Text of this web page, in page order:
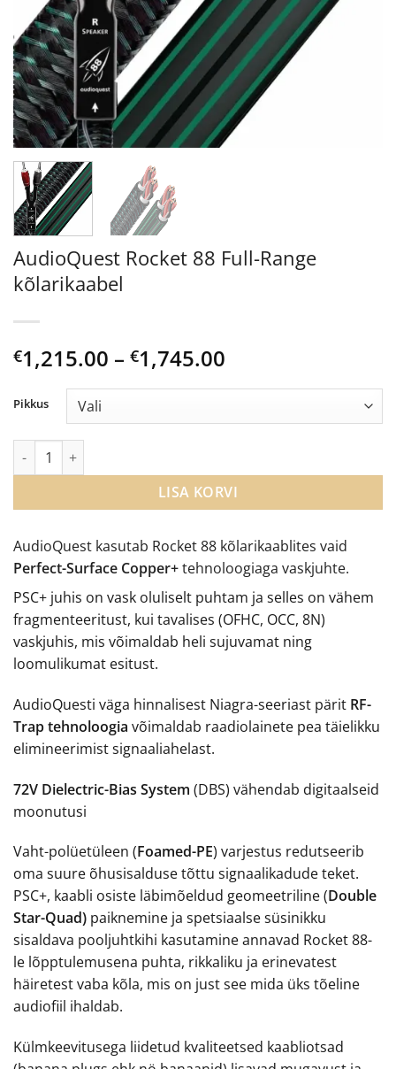
AudioQuest Rocket 88 Full-Range
kõlarikaabel
€1,215.00 – €1,745.00
through
AudioQuest kasutab Rocket 88 kõlarikaablites vaid
Perfect-Surface Copper+tehnoloogiaga vaskjuhte.
PSC+ juhis on vask oluliselt puhtam ja selles on vähem
fragmenteeritust, kui tavalises (OFHC, OCC, 8N)
vaskjuhis, mis võimaldab heli sujuvamat ning
loomulikumat esitust.
AudioQuesti väga hinnalisest Niagra-seeriast pärit RF-
Trap tehnoloogia võimaldab raadiolainete pea täielikku
elimineerimist signaaliahelast.
72V Dielectric-Bias System (DBS) vähendab digitaalseid
moonutusi
Vaht-polüetüleen (Foamed-PE) varjestus redutseerib
oma suure õhusisalduse tõttu signaalikadude teket.
PSC+, kaabli osiste läbimõeldud geomeetriline (Double
Star-Quad) paiknemine ja spetsiaalse süsinikku
sisaldava pooljuhtkihi kasutamine annavad Rocket 88-
le lõpptulemusena puhta, rikkaliku ja erinevatest
häiretest vaba kõla, mis on just see mida üks tõeline
audiofiil ihaldab.
Külmkeevitusega liidetud kvaliteetsed kaabliotsad
Pikkus
AudioQuest Rocket 88 Full-Range kõlarikaabel kogus
LISA KORVI